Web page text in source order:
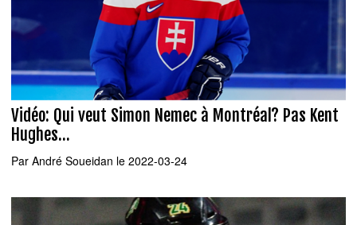
Vidéo: Qui veut Simon Nemec à Montréal? Pas Kent
Hughes...
Par André Soueidan le 2022-03-24